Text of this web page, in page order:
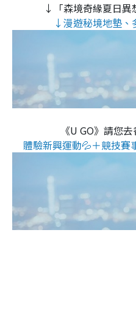
↓「森境奇緣夏日異
↓漫遊秘境地墊、
《U GO》請您
體驗新興運動💦＋競技賽